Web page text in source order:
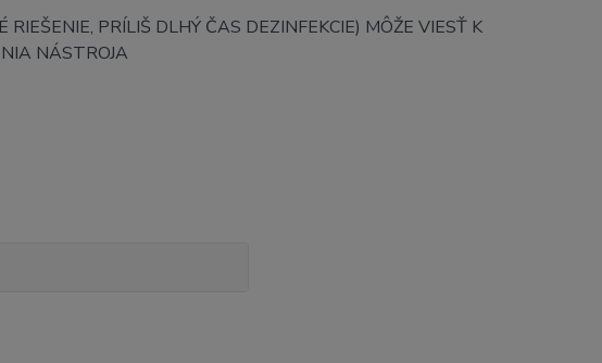
PRÍLIŠ DLHÝ ČAS DEZINFEKCIE) MÔŽE VIESŤ K
NÁSTROJA